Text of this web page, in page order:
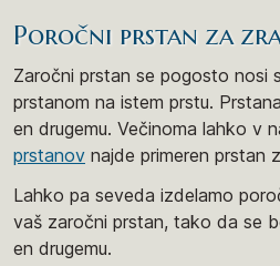
Poročni prstan za
Zaročni prstan se pogosto nosi
prstanom na istem prstu.
en drugemu. Večinoma lahko v
prstanov najde primeren prstan
Lahko pa seveda izdelamo
vaš zaročni prstan, tako da se
en drugemu.